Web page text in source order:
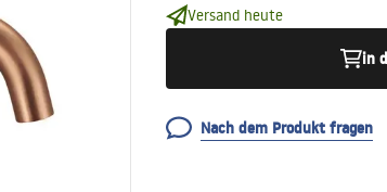
Versand heute
in
Nach dem Produkt fragen